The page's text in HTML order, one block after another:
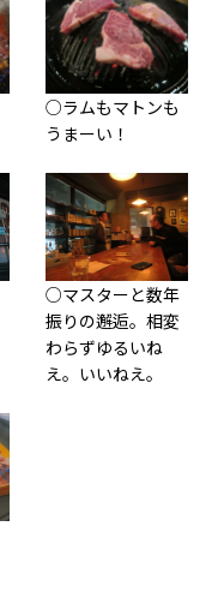
○ラムもマトンも
うまーい！
○マスターと数年
振りの邂逅。相変
わらずゆるいね
え。いいねえ。